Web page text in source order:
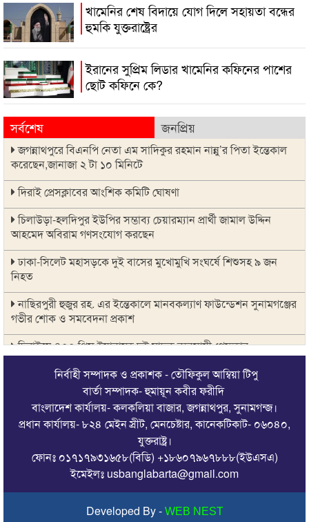
খামেনির শেষ বিদায়ে যোগ দিলে সহায়তা বন্ধের
হুমকি যুক্তরাষ্ট্রের
ইরানের সুপ্রিম লিডার খামেনির কফিনের পাশের
ছোট কফিনে কে?
সর্বশেষ জনপ্রিয়
জগন্নাথপুরে বিএনপি নেতা এম সাদিকুর রহমান নান্নু’র পিতা ইন্তেকাল
করেছেন,জানাজা ২ টা ১০ মিনিটে
দিরাই প্রেসক্লাবের আংশিক কমিটি ঘোষণা
চিলাউড়া-হলদিপুর ইউপির সম্ভাব্য চেয়ারম্যান প্রার্থী জামাল উদ্দিন
আহমেদ অবিরাম গণসংযোগ করছেন
ঢাকা-সিলেট মহাসড়কে দুই বাসের মুখোমুখি সংঘর্ষে শিশুসহ ৯ জন
নিহত
নাছিরপুরী হুজুর রহ. এর ইন্তেকালে মানবকল্যাণ ফাউন্ডেশন সুনামগঞ্জের
গভীর শোক ও সমবেদনা প্রকাশ
দিরাইয়ে ৪০০ পিস ইয়াবাসহ দুই মাদক ব্যবসায়ী গ্রেফতার
আটপাড়া সঃ প্রাঃ বিদ্যালয়ের ম্যানেজিং কমিটির সভাপতি মোঃ তালিমুল
জগন্নাথপুরে জুলাই গণঅভ্যুত্থান -২০২৬ উদযাপন উপলক্ষে বিভিন্ন
কর্মসূচি অনুষ্ঠিত
জগন্নাথপুর-শান্তিগঞ্জ আর অবহেলিত থাকবে না- যুক্তরাজ্যে এমপি
মোহাম্মদ কয়ছর আহমেদ
নির্বাহী সম্পাদক ও প্রকাশক - তৌফিকুল আম্বিয়া টিপু
বার্তা সম্পাদক- হুমায়ূন কবীর ফরীদি
বাংলাদেশ কার্যালয়- কলকলিয়া বাজার, জগন্নাথপুর, সুনামগন্জ।
প্রধান কার্যালয়- ৮২৪ মেইন স্রীট, মেনচেষ্টার, কানেকটিকাট- ০৬০৪০,
যুক্তরাষ্ট্র।
ফোনঃ ০১৭১৭৯৩১৬৫৮(বিডি) +১৮৬০৭৯৬৭৮৮৮(ইউএসএ)
ইমেইলঃ usbanglabarta@gmail.com
Developed By - WEB NEST